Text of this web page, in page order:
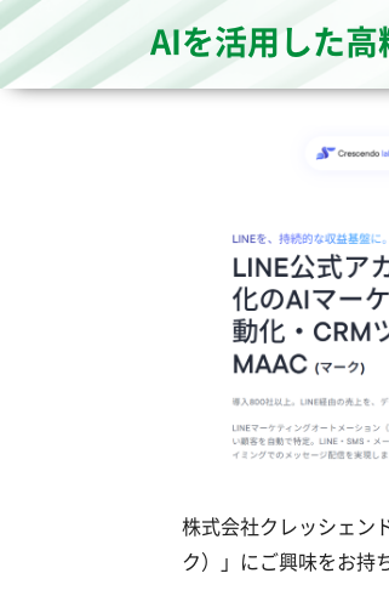
AIを活用した
株式会社クレッシェン
ク）」にご興味をお持